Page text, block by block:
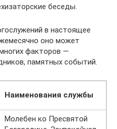
беседы.
в настоящее
оно может
факторов —
памятных событий.
Наименования службы
Молебен ко Пресвятой